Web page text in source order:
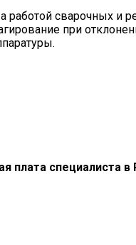
работой сварочных и
при
плата специалиста